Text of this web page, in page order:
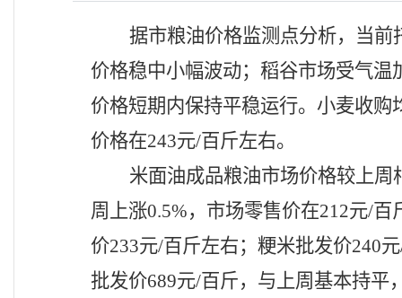
据市粮油价格监测点分析，当
价格稳中小幅波动；稻谷市场受气
价格短期内保持平稳运行。小麦收购
价格在243元/百斤左右。
米面油成品粮油市场价格较上
周上涨0.5%，市场零售价在212元/
价233元/百斤左右；粳米批发价240
批发价689元/百斤，与上周基本持平